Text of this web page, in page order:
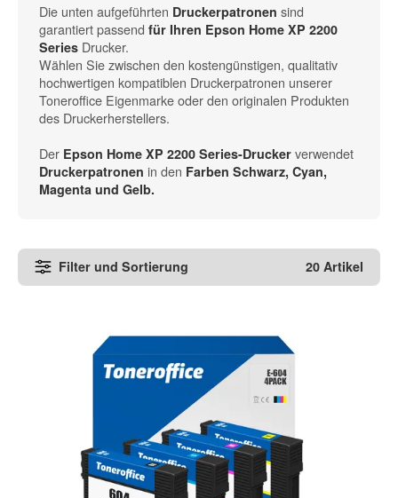
Die unten aufgeführten Druckerpatronen sind
garantiert passend für Ihren Epson Home XP 2200
Series Drucker.
Wählen Sie zwischen den kostengünstigen, qualitativ
hochwertigen kompatiblen Druckerpatronen unserer
Toneroffice Eigenmarke oder den originalen Produkten
des Druckerherstellers.
Der Epson Home XP 2200 Series-Drucker verwendet
Druckerpatronen in den Farben Schwarz, Cyan,
Magenta und Gelb.
Filter und Sortierung 20 Artikel